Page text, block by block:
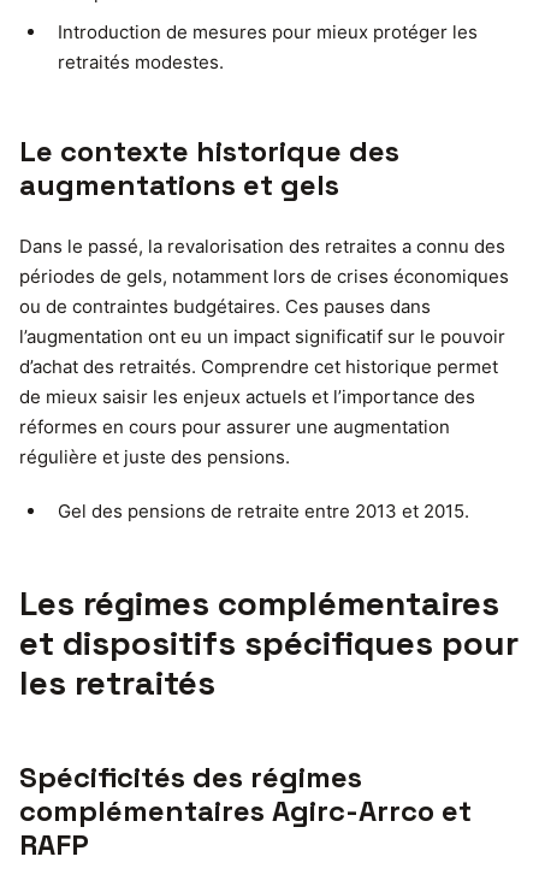
Introduction de mesures pour mieux protéger les
retraités modestes.
Le contexte historique des
augmentations et gels
Dans le passé, la revalorisation des retraites a connu des
périodes de gels, notamment lors de crises économiques
ou de contraintes budgétaires. Ces pauses dans
l’augmentation ont eu un impact significatif sur le pouvoir
d’achat des retraités. Comprendre cet historique permet
de mieux saisir les enjeux actuels et l’importance des
réformes en cours pour assurer une augmentation
régulière et juste des pensions.
Gel des pensions de retraite entre 2013 et 2015.
Les régimes complémentaires
et dispositifs spécifiques pour
les retraités
Spécificités des régimes
complémentaires Agirc-Arrco et
RAFP